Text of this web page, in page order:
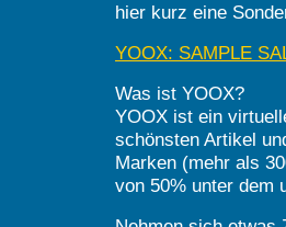
hier kurz eine
YOOX: SAMPLE
Was ist YOOX?
YOOX ist ein
schönsten Artikel
Marken (mehr als
von 50% unter dem